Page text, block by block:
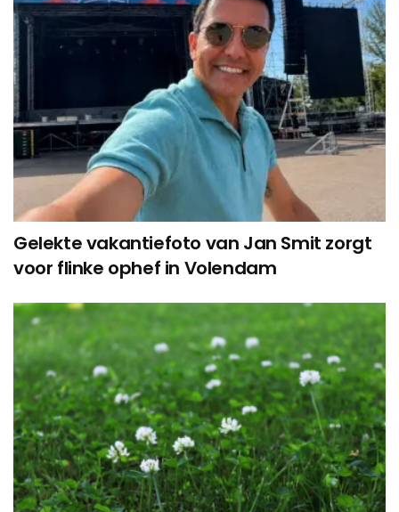
Gelekte vakantiefoto van Jan Smit zorgt
voor flinke ophef in Volendam